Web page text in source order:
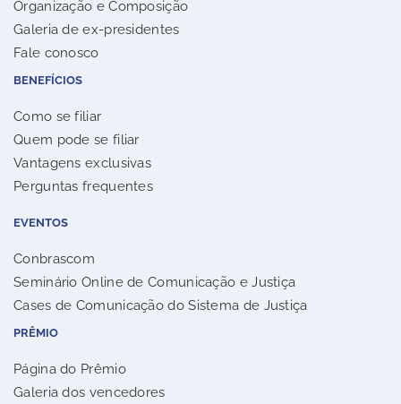
Organização e Composição
Galeria de ex-presidentes
Fale conosco
BENEFÍCIOS
Como se filiar
Quem pode se filiar
Vantagens exclusivas
Perguntas frequentes
EVENTOS
Conbrascom
Seminário Online de Comunicação e Justiça
Cases de Comunicação do Sistema de Justiça
PRÊMIO
Página do Prêmio
Galeria dos vencedores